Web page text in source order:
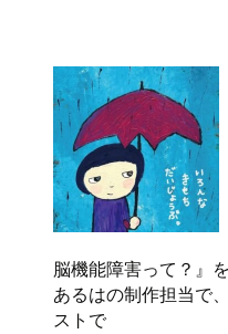
脳機能障害って？』
あるはの制作担当で
ストで